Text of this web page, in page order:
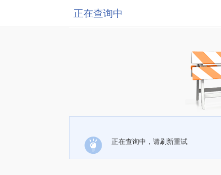
正在查询中
正在查询中，请刷新重试